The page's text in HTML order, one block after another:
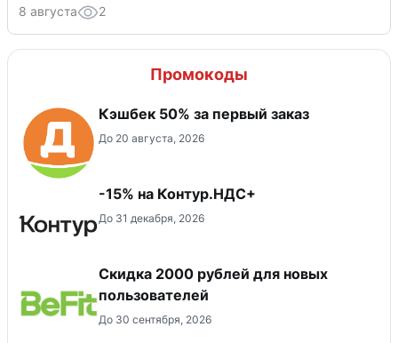
8 августа 2
Промокоды
Кэшбек 50% за первый заказ
До 20 августа, 2026
-15% на Контур.НДС+
До 31 декабря, 2026
​Скидка 2000 рублей для новых
пользователей
До 30 сентября, 2026